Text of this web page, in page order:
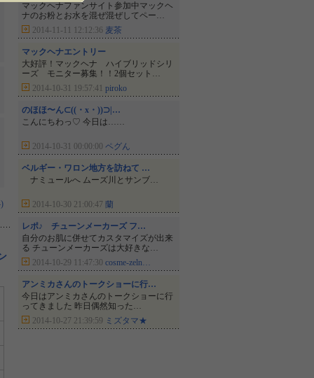
マックヘナファンサイト参加中マックヘ
ナのお粉とお水を混ぜ混ぜしてペー…
2014-11-11 12:12:36 麦茶
マックヘナエントリー
大好評！マックヘナ ハイブリッドシリ
ーズ モニター募集！！2個セット…
2014-10-31 19:57:41 piroko
のほほ〜ん⊂((・x・))⊃|…
こんにちわっ♡ 今日は……
2014-10-31 00:00:00 ペグん
ベルギー・ワロン地方を訪ねて …
ナミュールへ ムーズ川とサンブ…
2014-10-30 21:00:47 蘭
レポ♪ チューンメーカーズ フ…
自分のお肌に併せてカスタマイズが出来
る チューンメーカーズは大好きな…
2014-10-29 11:47:30 cosme-zeln…
アンミカさんのトークショーに行…
今日はアンミカさんのトークショーに行
ってきました 昨日偶然知った…
2014-10-27 21:39:59 ミズタマ★